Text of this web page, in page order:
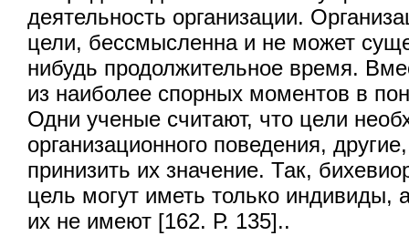
деятельность организации.
цели, бессмысленна и не может
нибудь продолжительное время.
из наиболее спорных моментов в
Одни ученые считают, что цели
организационного поведения,
принизить их значение. Так,
цель могут иметь только индивиды,
их не имеют [162. Р. 135]..